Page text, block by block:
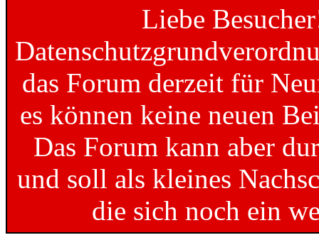
Liebe
das Forum derzeit für
es können keine neuen
Das Forum kann aber
und soll als kleines
die sich noch ein